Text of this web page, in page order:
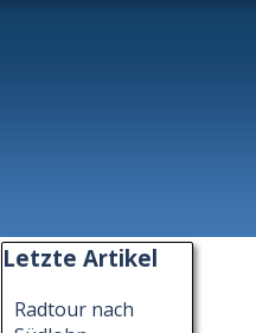
Block überspringen Letzte
Letzte Artikel
Radtour nach